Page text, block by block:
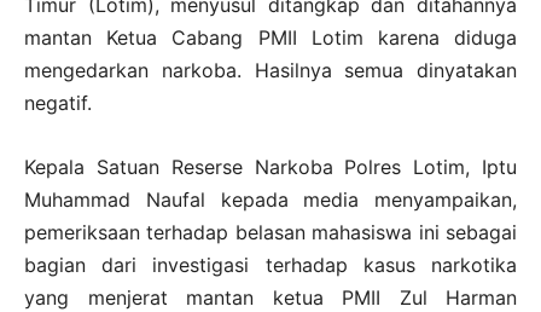
Timur (Lotim), menyusul ditangkap dan ditahannya
mantan Ketua Cabang PMII Lotim karena diduga
mengedarkan narkoba. Hasilnya semua dinyatakan
negatif.
Kepala Satuan Reserse Narkoba Polres Lotim, Iptu
Muhammad Naufal kepada media menyampaikan,
pemeriksaan terhadap belasan mahasiswa ini sebagai
bagian dari investigasi terhadap kasus narkotika
yang menjerat mantan ketua PMII Zul Harman